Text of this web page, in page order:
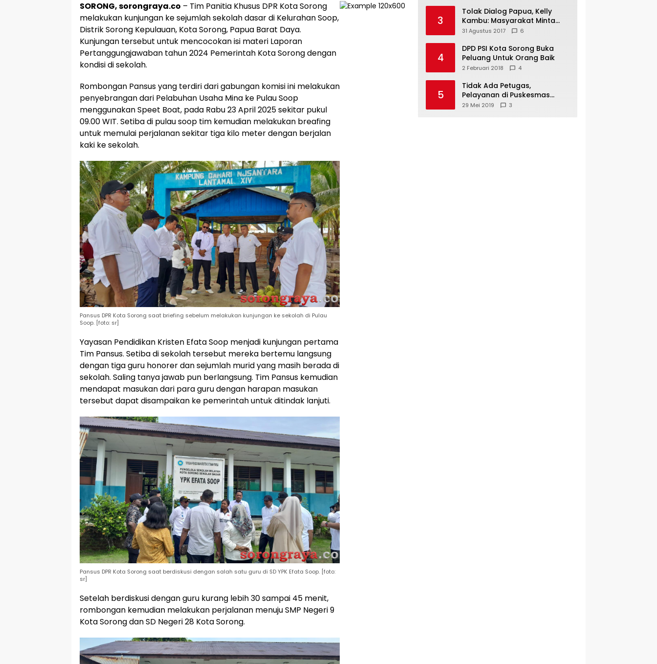
SORONG, sorongraya.co – Tim Panitia Khusus DPR Kota Sorong
melakukan kunjungan ke sejumlah sekolah dasar di Kelurahan Soop,
Distrik Sorong Kepulauan, Kota Sorong, Papua Barat Daya.
Kunjungan tersebut untuk mencocokan isi materi Laporan
Pertanggungjawaban tahun 2024 Pemerintah Kota Sorong dengan
kondisi di sekolah.
Rombongan Pansus yang terdiri dari gabungan komisi ini melakukan
penyebrangan dari Pelabuhan Usaha Mina ke Pulau Soop
menggunakan Speet Boat, pada Rabu 23 April 2025 sekitar pukul
09.00 WIT. Setiba di pulau soop tim kemudian melakukan breafing
untuk memulai perjalanan sekitar tiga kilo meter dengan berjalan
kaki ke sekolah.
Pansus DPR Kota Sorong saat briefing sebelum melakukan kunjungan ke sekolah di Pulau
Soop. [foto: sr]
Yayasan Pendidikan Kristen Efata Soop menjadi kunjungan pertama
Tim Pansus. Setiba di sekolah tersebut mereka bertemu langsung
dengan tiga guru honorer dan sejumlah murid yang masih berada di
sekolah. Saling tanya jawab pun berlangsung. Tim Pansus kemudian
mendapat masukan dari para guru dengan harapan masukan
tersebut dapat disampaikan ke pemerintah untuk ditindak lanjuti.
Pansus DPR Kota Sorong saat berdiskusi dengan salah satu guru di SD YPK Efata Soop. [foto:
sr]
Setelah berdiskusi dengan guru kurang lebih 30 sampai 45 menit,
rombongan kemudian melakukan perjalanan menuju SMP Negeri 9
Kota Sorong dan SD Negeri 28 Kota Sorong.
3
Tolak Dialog Papua, Kelly
Kambu: Masyarakat Minta
Pemekaran
31 Agustus 2017 6
4
DPD PSI Kota Sorong Buka
Peluang Untuk Orang Baik
2 Februari 2018 4
5
Tidak Ada Petugas,
Pelayanan di Puskesmas
Mare-Maybrat Lumpuh
29 Mei 2019 3